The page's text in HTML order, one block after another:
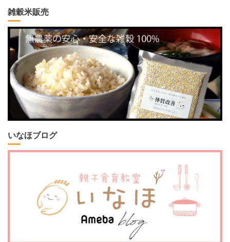
雑穀米販売
いなほブログ